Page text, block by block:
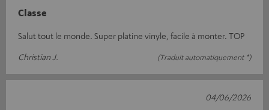
Classe
Salut tout le monde. Super platine vinyle, facile à monter. TOP
Christian J.
(Traduit automatiquement *)
04/06/2026